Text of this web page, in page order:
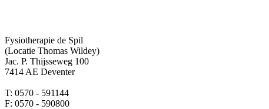
Fysiotherapie de Spil
(Locatie Thomas Wildey)
Jac. P. Thijsseweg 100
7414 AE Deventer
T: 0570 - 591144
F: 0570 - 590800